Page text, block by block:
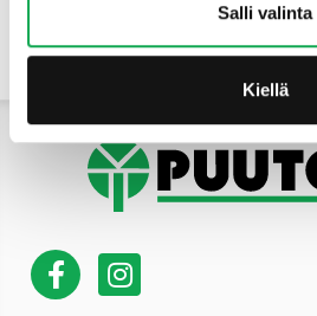
Salli valinta
Kiellä